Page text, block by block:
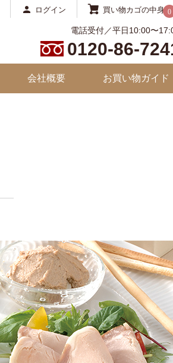
ログイン 買い物カゴの中身 0
電話受付／平日10:00〜
0120-86-
会社概要 お買い物ガイド